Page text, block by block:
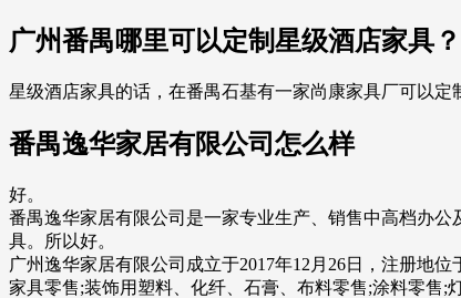
广州番禺哪里可以定制星级酒店家具？
星级酒店家具的话，在番禺石基有一家尚康家具厂可以
番禺逸华家居有限公司怎么样
好。
番禺逸华家居有限公司是一家专业生产、销售中高档办
具。所以好。
广州逸华家居有限公司成立于2017年12月26日，注册地
家具零售;装饰用塑料、化纤、石膏、布料零售;涂料零售